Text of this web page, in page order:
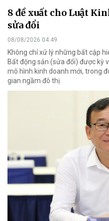
8 đề xuất cho Luật
sửa đổi
08/08/2026 04:49
Không chỉ xử lý những bất cập
Bất động sản (sửa đổi) được kỳ
mô hình kinh doanh mới, trong
gian ngầm đô thị.